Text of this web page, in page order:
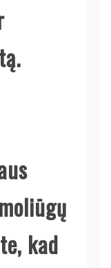
kad